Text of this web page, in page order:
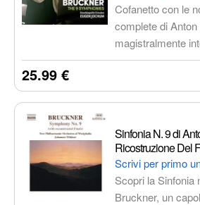
Cofanetto con le
complete di
magistralmente
direttore
Un'esperienza
amanti della
25.99 €
Sinfonia N. 9 di
Ricostruzione Del
Scrivi per primo
Scopri la Sinfonia
Bruckner, un